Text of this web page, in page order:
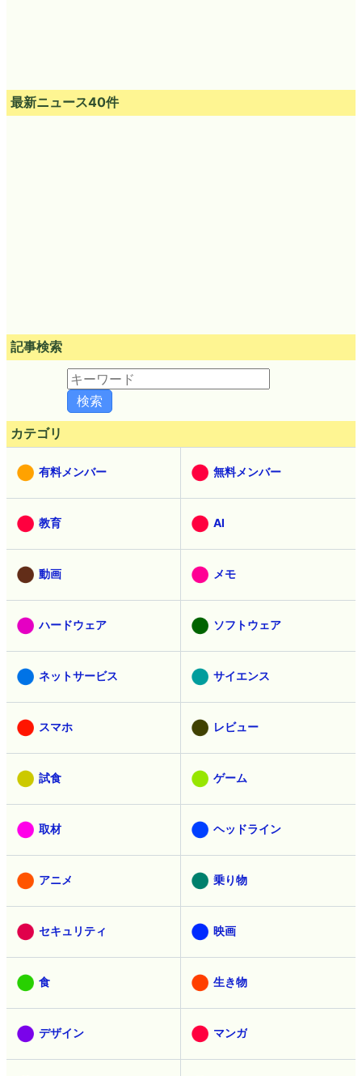
最新ニュース40件
記事検索
カテゴリ
有料メンバー 無料メンバー
教育 AI
動画 メモ
ハードウェア ソフトウェア
ネットサービス サイエンス
スマホ レビュー
試食 ゲーム
取材 ヘッドライン
アニメ 乗り物
セキュリティ 映画
食 生き物
デザイン マンガ